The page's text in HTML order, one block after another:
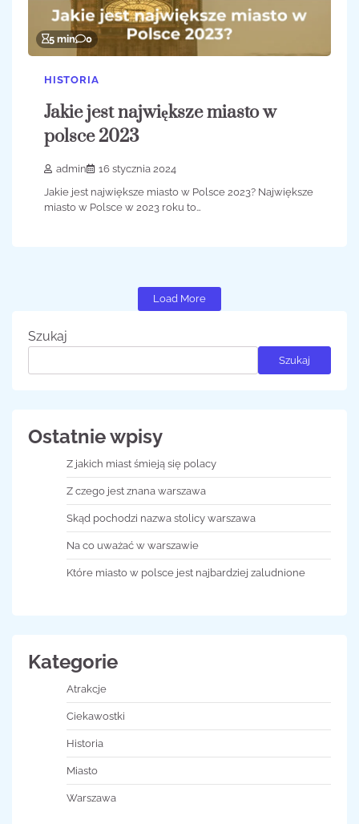
5 min 0
HISTORIA
Jakie jest największe miasto w
polsce 2023
admin
16 stycznia 2024
Jakie jest największe miasto w Polsce 2023? Największe
miasto w Polsce w 2023 roku to…
Load More
Szukaj
Szukaj
Ostatnie wpisy
Z jakich miast śmieją się polacy
Z czego jest znana warszawa
Skąd pochodzi nazwa stolicy warszawa
Na co uważać w warszawie
Które miasto w polsce jest najbardziej zaludnione
Kategorie
Atrakcje
Ciekawostki
Historia
Miasto
Warszawa